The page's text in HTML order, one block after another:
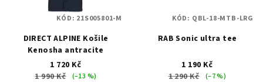
DIRECT ALPINE Košile
Kenosha antracite
1 720 Kč
1 990 Kč
(–13 %)
KÓD: 21S005801-M
RAB Sonic ultra tee
1 190 Kč
1 290 Kč (–7 %)
KÓD: QBL-18-MTB-LRG